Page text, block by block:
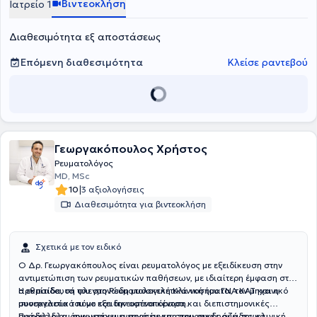
Ιατρείο 1 Βιντεοκλήση
Διαθεσιμότητα εξ αποστάσεως
Επόμενη διαθεσιμότητα
Κλείσε ραντεβού
Γεωργακόπουλος Χρήστος
Ρευματολόγος
MD, MSc
10|3 αξιολογήσεις
Διαθεσιμότητα για βιντεοκλήση
Σχετικά με τον ειδικό
Ο Δρ. Γεωργακόπουλος είναι ρευματολόγος με εξειδίκευση στην
αντιμετώπιση των ρευματικών παθήσεων, με ιδιαίτερη έμφαση στην
αρθρίτιδα, τα φλεγμονώδη μυοσκελετικά νοσήματα, τον μηχανικό
μυοσκελετικό πόνο και την οστεοπόρωση.
Η εκπαίδευσή του στη Ρευματολογική Κλινική του ΓΝΑ ΚΑΤ και η
συνεργασία του με εξειδικευμένα κέντρα και διεπιστημονικές